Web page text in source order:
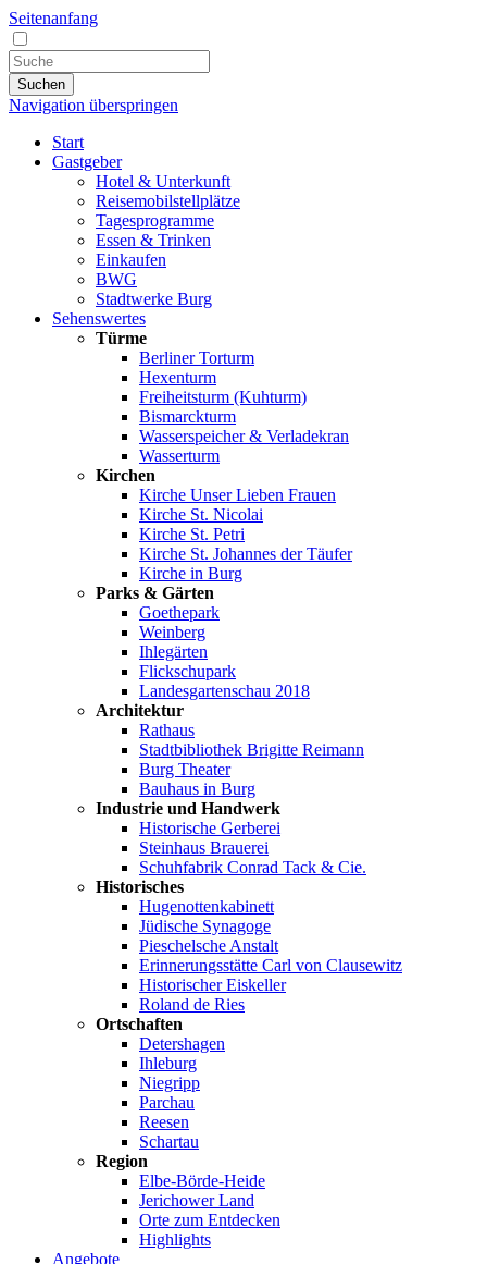
Seitenanfang
Suchen
Navigation überspringen
Start
Gastgeber
Hotel & Unterkunft
Reisemobilstellplätze
Tagesprogramme
Essen & Trinken
Einkaufen
BWG
Stadtwerke Burg
Sehenswertes
Türme
Berliner Torturm
Hexenturm
Freiheitsturm (Kuhturm)
Bismarckturm
Wasserspeicher & Verladekran
Wasserturm
Kirchen
Kirche Unser Lieben Frauen
Kirche St. Nicolai
Kirche St. Petri
Kirche St. Johannes der Täufer
Kirche in Burg
Parks & Gärten
Goethepark
Weinberg
Ihlegärten
Flickschupark
Landesgartenschau 2018
Architektur
Rathaus
Stadtbibliothek Brigitte Reimann
Burg Theater
Bauhaus in Burg
Industrie und Handwerk
Historische Gerberei
Steinhaus Brauerei
Schuhfabrik Conrad Tack & Cie.
Historisches
Hugenottenkabinett
Jüdische Synagoge
Pieschelsche Anstalt
Erinnerungsstätte Carl von Clausewitz
Historischer Eiskeller
Roland de Ries
Ortschaften
Detershagen
Ihleburg
Niegripp
Parchau
Reesen
Schartau
Region
Elbe-Börde-Heide
Jerichower Land
Orte zum Entdecken
Highlights
Angebote